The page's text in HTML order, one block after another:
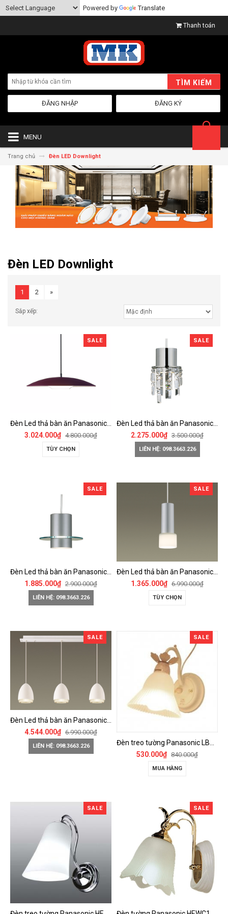
Powered by Translate
Thanh toán
TÌM KIẾM
ĐĂNG KÝ
ĐĂNG NHẬP
MENU
Trang chủ Đèn LED Downlight
Đèn LED Downlight
Sắp xếp:
1 2 »
SALE
3.024.000₫ 4.800.000₫
TÙY CHỌN
SALE
2.275.000₫ 3.500.000₫
LIÊN HỆ: 098.3663.226
SALE
1.885.000₫ 2.900.000₫
LIÊN HỆ: 098.3663.226
SALE
1.365.000₫ 6.990.000₫
TÙY CHỌN
SALE
4.544.000₫ 6.990.000₫
LIÊN HỆ: 098.3663.226
SALE
530.000₫ 840.000₫
MUA HÀNG
SALE SALE